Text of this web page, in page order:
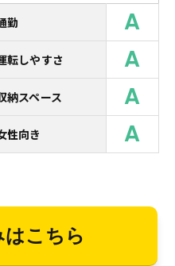
勤 A
転しやすさ A
納スペース A
性向き A
こちら